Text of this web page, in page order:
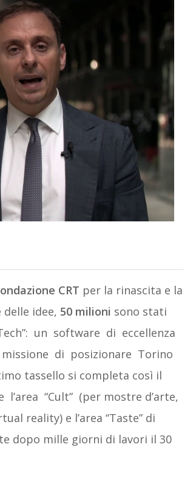
CRT per la rinascita e la
idee, 50 milioni sono stati
un software di eccellenza
di posizionare Torino
tassello si completa così il
“Cult” (per mostre d’arte,
reality) e l’area “Taste” di
dopo mille giorni di lavori il 30